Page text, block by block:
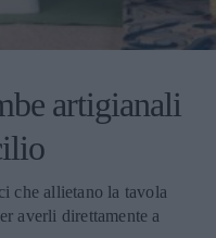
artigianali
che allietano la tavola
averli direttamente a